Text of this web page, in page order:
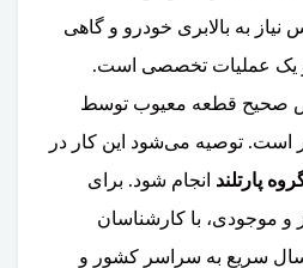
نیاز به بالابری خودرو و گاهی
یک عملیات تخصصی است.
صحیح قطعه معیوب توسط
است. توصیه می‌شود این کار در
پارتلند انجام شود. برای
و موجودی، با کارشناسان
سریع به سراسر کشور و